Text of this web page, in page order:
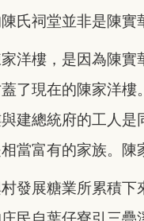
氏祠堂並非是陳實
洋樓，是因為陳
了現在的陳家洋樓
建總統府的工人
當富有的家族。陳
發展糖業所累積